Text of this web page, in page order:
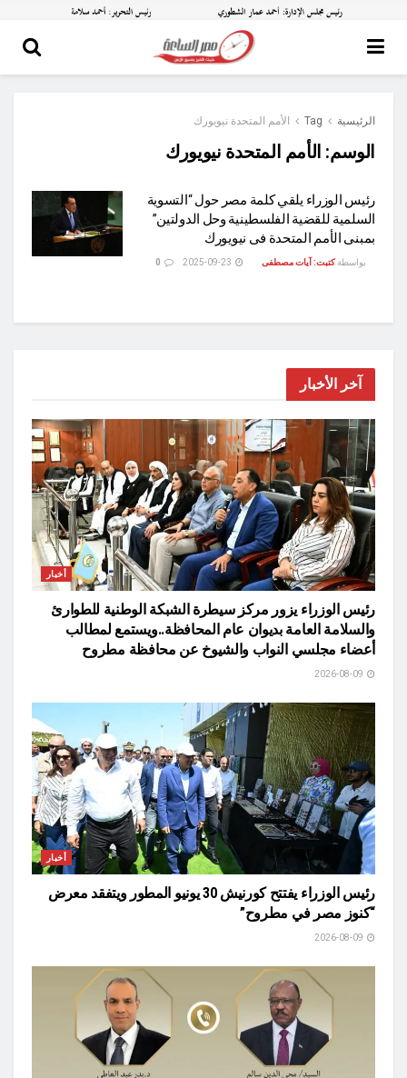
الرئيسية Tag الأمم المتحدة نيويورك
الوسم: الأمم المتحدة نيويورك
رئيس الوزراء يلقي كلمة مصر حول “التسوية
السلمية للقضية الفلسطينية وحل الدولتين”
بمبنى الأمم المتحدة فى نيويورك
بواسطة كتبت: آيات مصطفى
آخر الأخبار
أخبار
رئيس الوزراء يزور مركز سيطرة الشبكة الوطنية للطوارئ
والسلامة العامة بديوان عام المحافظة..ويستمع لمطالب
أعضاء مجلسي النواب والشيوخ عن محافظة مطروح
أخبار
رئيس الوزراء يفتتح كورنيش 30 يونيو المطور ويتفقد معرض
“كنوز مصر في مطروح”